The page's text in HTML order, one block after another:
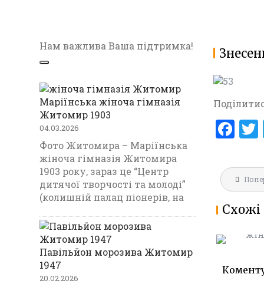
F
ce
b
o
k
записів
Схожі
1903
Нам важлива Ваша підтримка!
Маріїнська жіноча гімназія
Житомир 1903
04.03.2026
Фото Житомира – Маріїнська
жіноча гімназія Житомира
1903 року, зараз це “Центр
дитячої творчості та молоді”
(колишній палац піонерів, на
Павільйон морозива Житомир
1947
20.02.2026